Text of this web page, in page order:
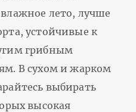
лето, лучше
устойчивые к
грибным
В сухом и жарком
выбирать
высокая